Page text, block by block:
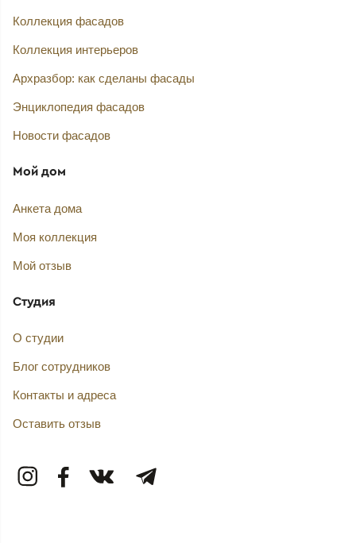
Коллекция фасадов
Коллекция интерьеров
Архразбор: как сделаны фасады
Энциклопедия фасадов
Новости фасадов
Мой дом
Анкета дома
Моя коллекция
Мой отзыв
Студия
О студии
Блог сотрудников
Контакты и адреса
Оставить отзыв